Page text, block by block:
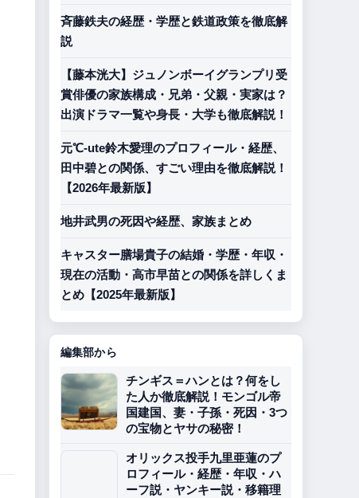
斉藤鉄夫の経歴・学歴と鉄道政策を徹底解
説
【藤本洸大】ジュノンボーイグランプリ受
賞俳優の家族構成・兄弟・父親・実家は？
出演ドラマ一覧や身長・大学も徹底解説！
元℃-ute鈴木愛理のプロフィール・経歴、
田中碧との関係、すごい理由を徹底解説！
【2026年最新版】
地井武男の死因や経歴、家族まとめ
キャスター膳場貴子の結婚・学歴・年収・
現在の活動・高市早苗との関係を詳しくま
とめ【2025年最新版】
編集部から
チンギス＝ハンとは？何をし
た人か徹底解説！モンゴル帝
国建国、妻・子孫・死因・3つ
の宝物とヤサの秘密！
オリックス投手九里亜蓮のプ
ロフィール・経歴・年収・ハ
ーフ説・ヤンキー説・移籍理